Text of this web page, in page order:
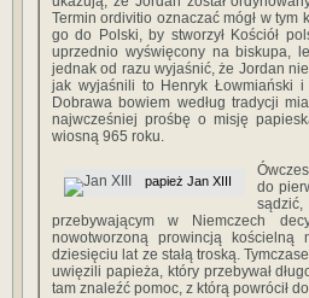
Termin ordivitio oznaczać mógł w
go do Polski, by stworzył Kościół
uprzednio wyświęcony na biskupa,
jednak od razu wyjaśnić, że Jordan
jak wyjaśnili to Henryk Łowmiański
Dobrawa bowiem według tradycji
najwcześniej prośbę o misję
wiosną 965 roku.
papież Jan XIII
do
przebywającym w Niemczech
nowotworzoną prowincją kościelną
dziesięciu lat ze stałą troską.
uwięzili papieża, który przebywał
tam znaleźć pomoc, z którą powrócił